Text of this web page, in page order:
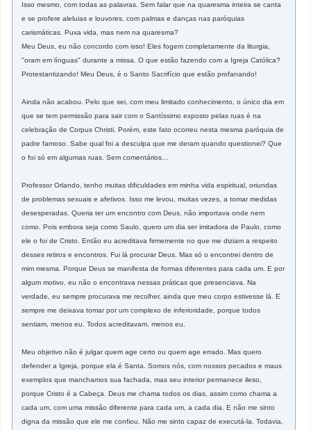
Isso mesmo, com todas as palavras. Sem falar que na quaresma inteira se canta
e se profere aleluias e louvores, com palmas e danças nas paróquias
carismáticas. Puxa vida, mas nem na quaresma?
Meu Deus, eu não concordo com isso! Eles fogem completamente da liturgia,
"oram em línguas" durante a missa. O que estão fazendo com a Igreja Católica?
Protestantizando! Meu Deus, é o Santo Sacrifício que estão profanando!
Ainda não acabou. Pelo que sei, com meu limitado conhecimento, o único dia em
que se tem permissão para sair com o Santíssimo exposto pelas ruas é na
celebração de Corpus Christi. Porém, este fato ocorreu nesta mesma paróquia de
padre famoso. Sabe qual foi a desculpa que me deram quando questionei? Que
o foi só em algumas ruas. Sem comentários...
Professor Orlando, tenho muitas dificuldades em minha vida espiritual, oriundas
de problemas sexuais e afetivos. Isso me levou, muitas vezes, a tomar medidas
desesperadas. Queria ter um encontro com Deus, não importava onde nem
como. Pois embora seja como Saulo, quero um dia ser imitadora de Paulo, como
ele o foi de Cristo. Então eu acreditava firmemente no que me diziam a respeito
desses retiros e encontros. Fui lá procurar Deus. Mas só o encontrei dentro de
mim mesma. Porque Deus se manifesta de formas diferentes para cada um. E por
algum motivo, eu não o encontrava nessas práticas que presenciava. Na
verdade, eu sempre procurava me recolher, ainda que meu corpo estivesse lá. E
sempre me deixava tomar por um complexo de inferioridade, porque todos
sentiam, menos eu. Todos acreditavam, menos eu.
Meu objetivo não é julgar quem age certo ou quem age errado. Mas quero
defender a Igreja, porque ela é Santa. Somos nós, com nossos pecados e maus
exemplos que manchamos sua fachada, mas seu interior permanece ileso,
porque Cristo é a Cabeça. Deus me chama todos os dias, assim como chama a
cada um, com uma missão diferente para cada um, a cada dia. E não me sinto
digna da missão que ele me confiou. Não me sinto capaz de executá-la. Todavia,